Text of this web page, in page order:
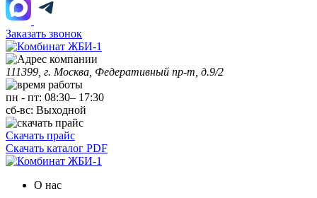
Заказать звонок
111399, г. Москва, Федеративный пр-т, д.9/2
пн - пт: 08:30– 17:30
сб-вс: Выходной
Скачать прайс
Скачать каталог PDF
О нас